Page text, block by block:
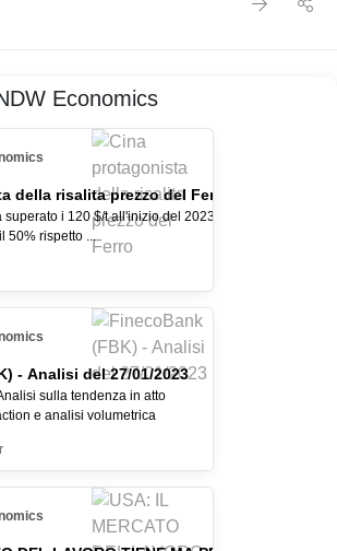
Economics
della risalita prezzo del Ferro
superato i 120 $/t all'inizio del 2023,
50% rispetto ...
- Analisi del 27/01/2023
sulla tendenza in atto
e analisi volumetrica